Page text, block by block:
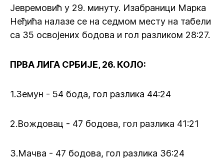
Јевремовић у 29. минуту. Изабраници Марка
Неђића налазе се на седмом месту на табели
са 35 освојених бодова и гол разликом 28:27.
ПРВА ЛИГА СРБИЈЕ, 26. КОЛО:
1.Земун - 54 бода, гол разлика 44:24
2.Вождовац - 47 бодова, гол разлика 41:21
3.Мачва - 47 бодова, гол разлика 36:24